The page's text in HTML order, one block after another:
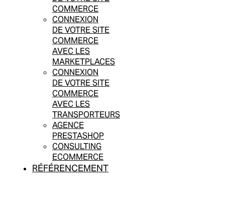
COMMERCE
CONNEXION
DE VOTRE SITE
COMMERCE
AVEC LES
MARKETPLACES
CONNEXION
DE VOTRE SITE
COMMERCE
AVEC LES
TRANSPORTEURS
AGENCE
PRESTASHOP
CONSULTING
ECOMMERCE
RÉFÉRENCEMENT